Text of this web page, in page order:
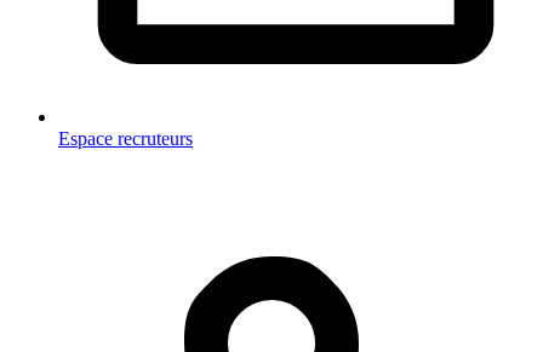
Espace recruteurs